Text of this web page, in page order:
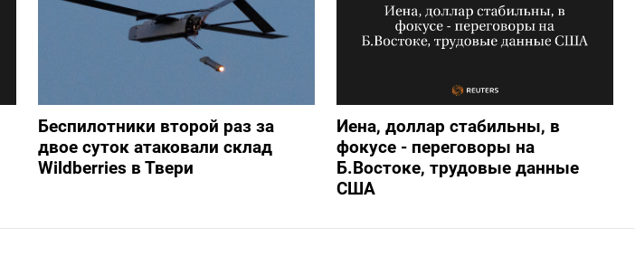
Беспилотники второй раз за
двое суток атаковали склад
Wildberries в Твери
Иена, доллар стабильны, в
фокусе - переговоры на
Б.Востоке, трудовые данные
США